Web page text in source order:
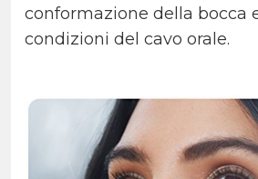
conformazione della bocca
condizioni del cavo orale.